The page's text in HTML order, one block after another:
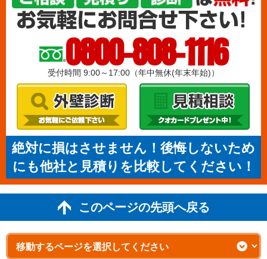
0800-808-1116
受付時間 9:00～17:00（年中無休(年末年始)）
絶対に損はさせません！後悔しないため
にも他社と見積りを比較してください！
このページの先頭へ戻る